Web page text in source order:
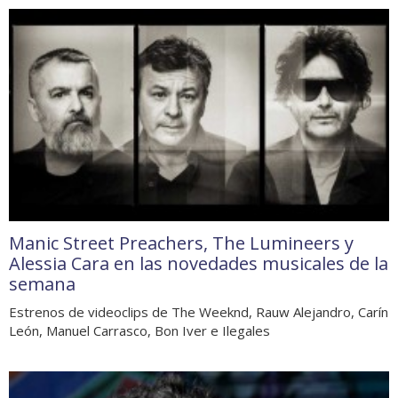
Manic Street Preachers, The Lumineers y
Alessia Cara en las novedades musicales de la
semana
Estrenos de videoclips de The Weeknd, Rauw Alejandro, Carín
León, Manuel Carrasco, Bon Iver e Ilegales